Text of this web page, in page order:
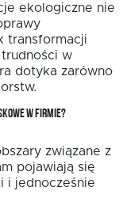
ekologiczne nie
transformacji
w
dotyka zarówno
W FIRMIE?
związane z
pojawiają się
i jednocześnie